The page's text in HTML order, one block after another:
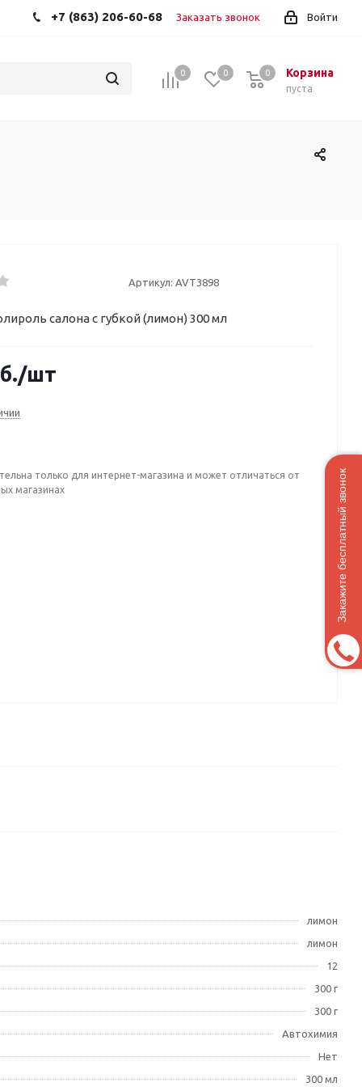
Войти
+7 (863) 206-60-68 Заказать звонок
0 0 Корзина
пуста
0
Артикул: AVT3898
салона с губкой (лимон) 300 мл
/шт
только для интернет-магазина и может отличаться от
магазинах
лимон
лимон
12
300 г
300 г
Автохимия
Нет
300 мл
Закажите бесплатный звонок